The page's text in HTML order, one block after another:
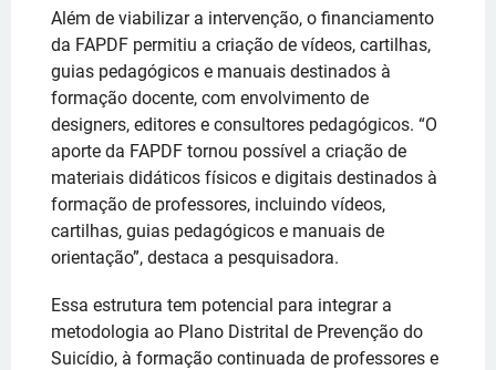
Além de viabilizar a intervenção, o financiamento
da FAPDF permitiu a criação de vídeos, cartilhas,
guias pedagógicos e manuais destinados à
formação docente, com envolvimento de
designers, editores e consultores pedagógicos. “O
aporte da FAPDF tornou possível a criação de
materiais didáticos físicos e digitais destinados à
formação de professores, incluindo vídeos,
cartilhas, guias pedagógicos e manuais de
orientação”, destaca a pesquisadora.
Essa estrutura tem potencial para integrar a
metodologia ao Plano Distrital de Prevenção do
Suicídio, à formação continuada de professores e